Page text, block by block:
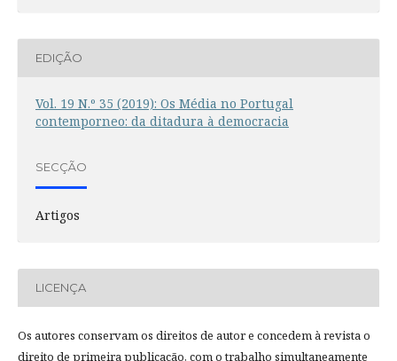
EDIÇÃO
Vol. 19 N.º 35 (2019): Os Média no Portugal
contemporneo: da ditadura à democracia
SECÇÃO
Artigos
LICENÇA
Os autores conservam os direitos de autor e concedem à revista o
direito de primeira publicação, com o trabalho simultaneamente